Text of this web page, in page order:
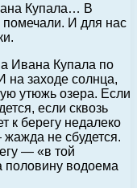
Купала… В
помечали. И для нас
Ивана Купала по
на заходе солнца,
утюжь озера. Если
если сквозь
к берегу недалеко
жажда не сбудется.
— «в той
половину водоема